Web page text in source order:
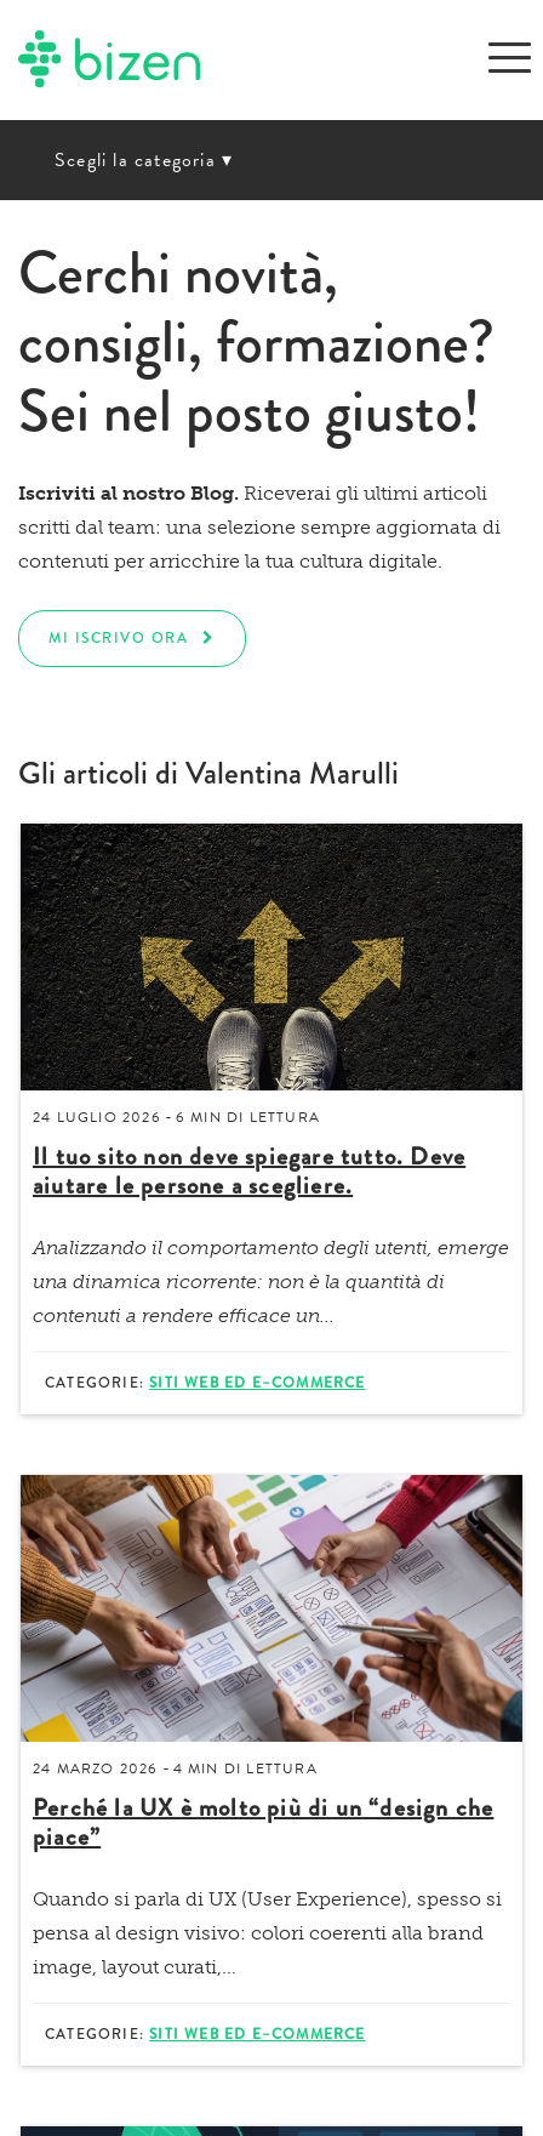
Scegli la categoria ▾
Cerchi novità,
consigli, formazione?
Sei nel posto giusto!
Iscriviti al nostro Blog. Riceverai gli ultimi articoli
scritti dal team: una selezione sempre aggiornata di
contenuti per arricchire la tua cultura digitale.
MI ISCRIVO ORA
Gli articoli di Valentina Marulli
24 LUGLIO 2026 - 6 MIN DI LETTURA
Il tuo sito non deve spiegare tutto. Deve
aiutare le persone a scegliere.
Analizzando il comportamento degli utenti, emerge
una dinamica ricorrente: non è la quantità di
contenuti a rendere efficace un...
CATEGORIE:SITI WEB ED E–COMMERCE
24 MARZO 2026 - 4 MIN DI LETTURA
Perché la UX è molto più di un “design che
piace”
Quando si parla di UX (User Experience), spesso si
pensa al design visivo: colori coerenti alla brand
image, layout curati,...
CATEGORIE:SITI WEB ED E–COMMERCE